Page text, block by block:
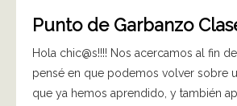
Punto de Garbanzo
Hola chic@s!!!! Nos acercamos al fin
pensé en que podemos volver sobre
que ya hemos aprendido, y también